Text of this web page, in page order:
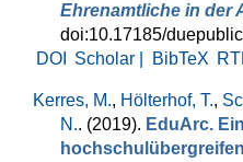
Ehrenamtliche in der
doi:10.17185/
DOI
Scholar | BibTeX
Kerres, M., Hölterhof, T.,
N.. (2019). EduArc.